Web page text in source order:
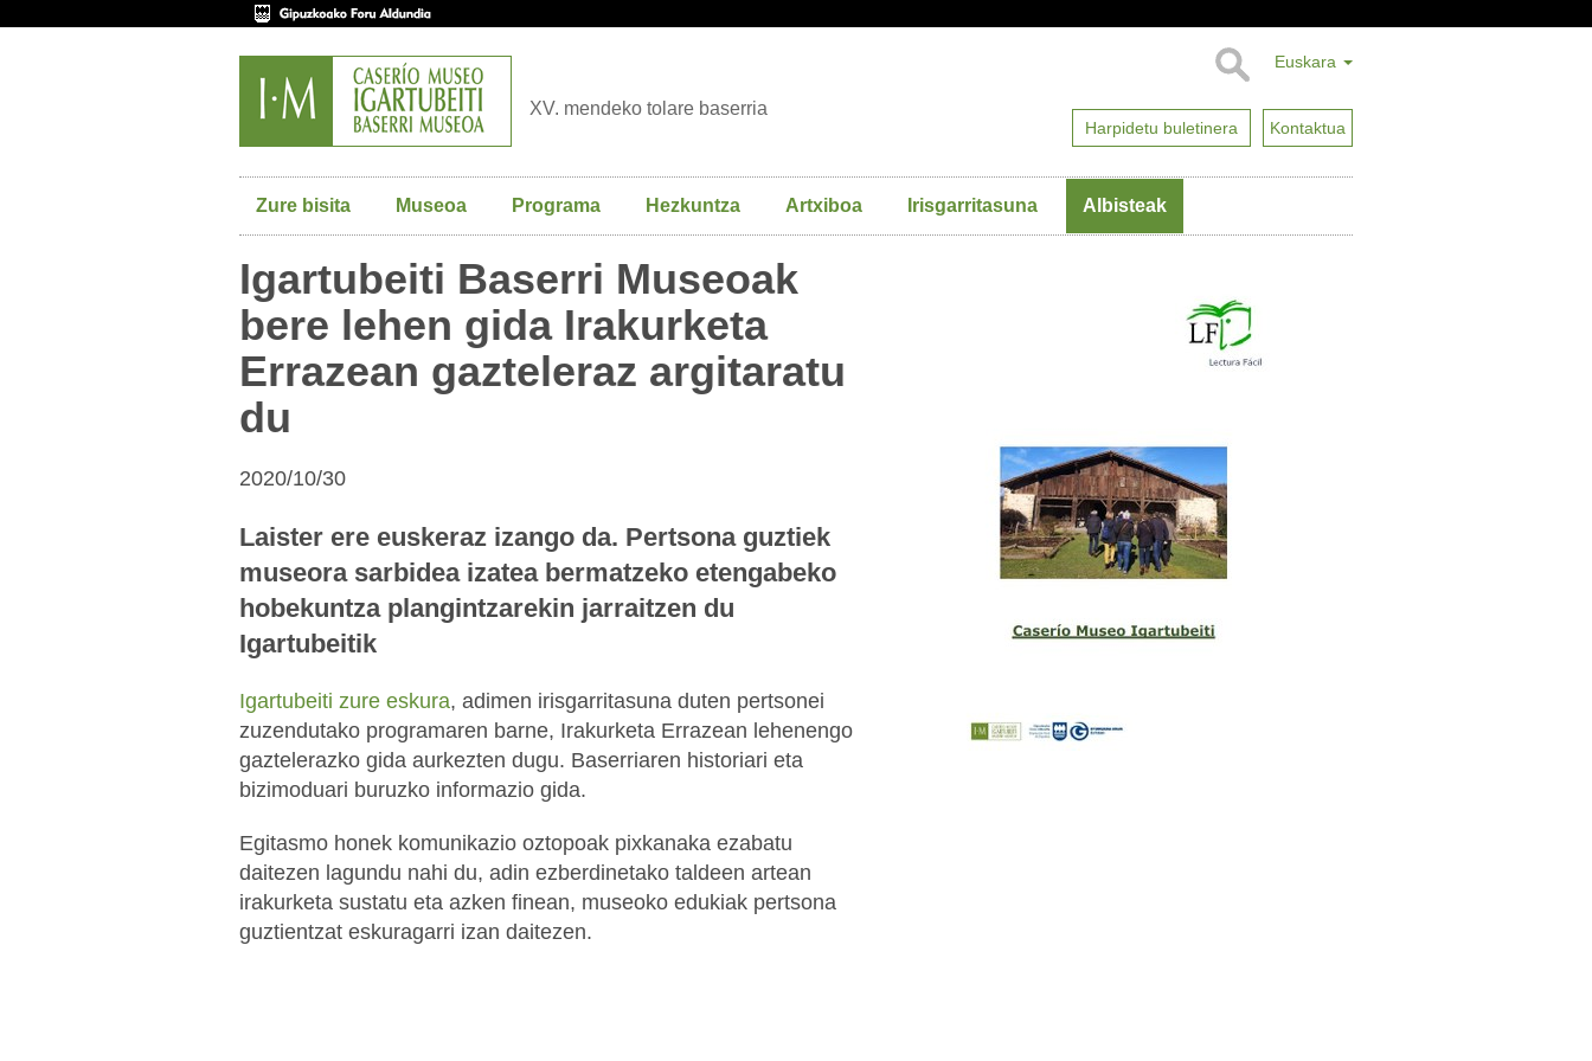
Euskara
Harpidetu buletinera Kontaktua
XV. mendeko tolare baserria
Zure bisita Museoa Programa Hezkuntza Artxiboa Irisgarritasuna Albisteak
Igartubeiti Baserri Museoak
bere lehen gida Irakurketa
Errazean gazteleraz argitaratu
du
2020/10/30
Laister ere euskeraz izango da. Pertsona guztiek
museora sarbidea izatea bermatzeko etengabeko
hobekuntza plangintzarekin jarraitzen du
Igartubeitik
Igartubeiti zure eskura, adimen irisgarritasuna duten pertsonei
zuzendutako programaren barne, Irakurketa Errazean lehenengo
gaztelerazko gida aurkezten dugu. Baserriaren historiari eta
bizimoduari buruzko informazio gida.
Egitasmo honek komunikazio oztopoak pixkanaka ezabatu
daitezen lagundu nahi du, adin ezberdinetako taldeen artean
irakurketa sustatu eta azken finean, museoko edukiak pertsona
guztientzat eskuragarri izan daitezen.